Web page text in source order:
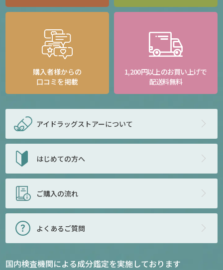
購入者様からの
口コミを掲載
1,200円以上のお買い上げで
配送料無料
アイドラッグストアーについて
はじめての方へ
ご購入の流れ
よくあるご質問
国内検査機関による成分鑑定を実施しております